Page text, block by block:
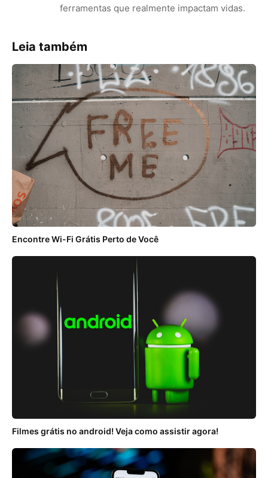
ferramentas que realmente impactam vidas.
Leia também
Encontre Wi-Fi Grátis Perto de Você
Filmes grátis no android! Veja como assistir agora!